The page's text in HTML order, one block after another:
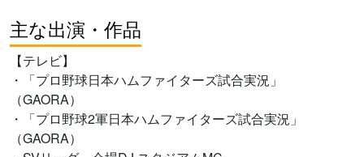
主な出演・作品
【テレビ】
・「プロ野球日本ハムファイターズ試合実況」
（GAORA）
・「プロ野球2軍日本ハムファイターズ試合実況」
（GAORA）